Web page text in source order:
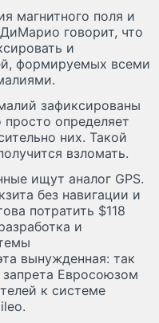
магнитного поля и
говорит, что
и
формируемых всеми
зафиксированы
определяет
них. Такой
взломать.
ищут аналог GPS.
без навигации и
потратить $118
и
вынужденная: так
Евросоюзом
к системе